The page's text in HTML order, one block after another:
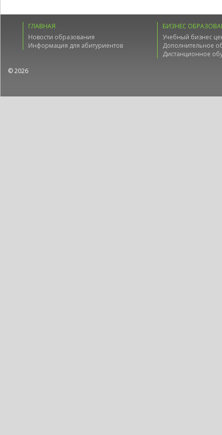
ГЛАВНАЯ
Новости образования
Информация для абитуриентов
БИЗНЕС
Учебный бизнес
Дополнительное
Дистанционное
© 2026